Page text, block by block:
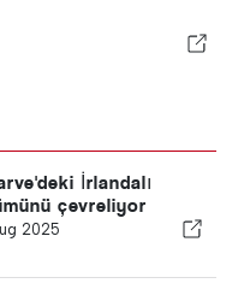
İrlandalı
çevreliyor
2025